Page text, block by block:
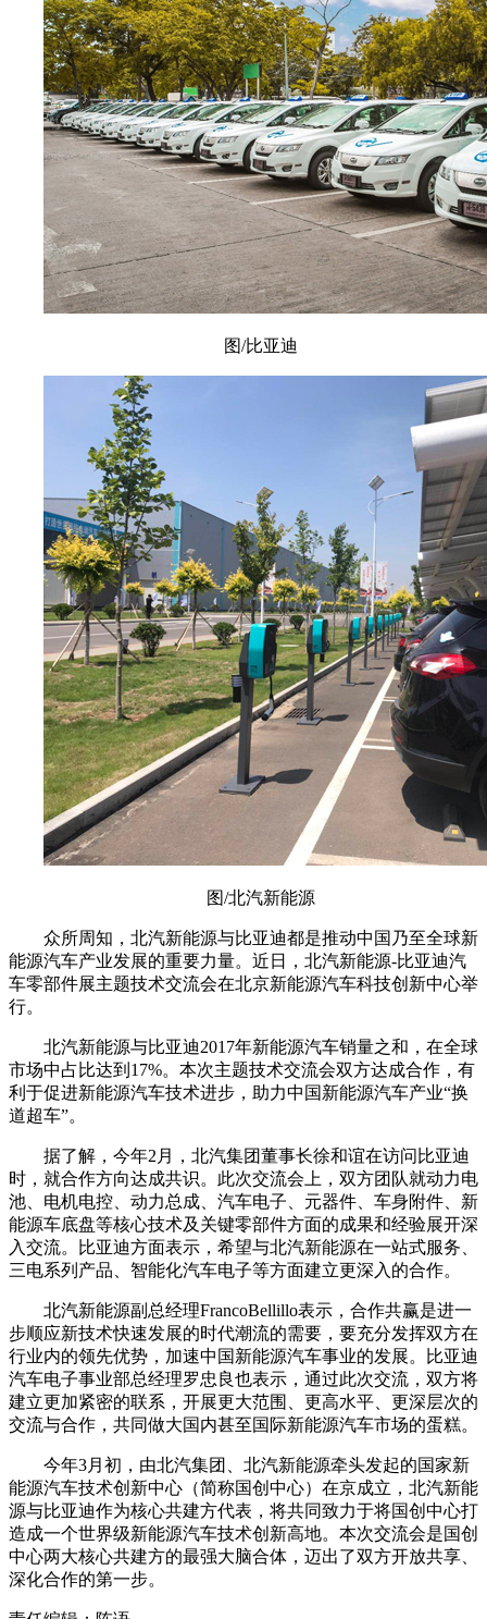
图/比亚迪
图/北汽新能源
众所周知，北汽新能源与比亚迪都是推动中国乃至全球新
能源汽车产业发展的重要力量。近日，北汽新能源-比亚迪汽
车零部件展主题技术交流会在北京新能源汽车科技创新中心举
行。
北汽新能源与比亚迪2017年新能源汽车销量之和，在全球
市场中占比达到17%。本次主题技术交流会双方达成合作，有
利于促进新能源汽车技术进步，助力中国新能源汽车产业“换
道超车”。
据了解，今年2月，北汽集团董事长徐和谊在访问比亚迪
时，就合作方向达成共识。此次交流会上，双方团队就动力电
池、电机电控、动力总成、汽车电子、元器件、车身附件、新
能源车底盘等核心技术及关键零部件方面的成果和经验展开深
入交流。比亚迪方面表示，希望与北汽新能源在一站式服务、
三电系列产品、智能化汽车电子等方面建立更深入的合作。
北汽新能源副总经理FrancoBellillo表示，合作共赢是进一
步顺应新技术快速发展的时代潮流的需要，要充分发挥双方在
行业内的领先优势，加速中国新能源汽车事业的发展。比亚迪
汽车电子事业部总经理罗忠良也表示，通过此次交流，双方将
建立更加紧密的联系，开展更大范围、更高水平、更深层次的
交流与合作，共同做大国内甚至国际新能源汽车市场的蛋糕。
今年3月初，由北汽集团、北汽新能源牵头发起的国家新
能源汽车技术创新中心（简称国创中心）在京成立，北汽新能
源与比亚迪作为核心共建方代表，将共同致力于将国创中心打
造成一个世界级新能源汽车技术创新高地。本次交流会是国创
中心两大核心共建方的最强大脑合体，迈出了双方开放共享、
深化合作的第一步。